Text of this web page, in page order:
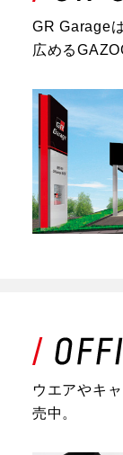
GR Garage
広める
ウエアやキ
売中。